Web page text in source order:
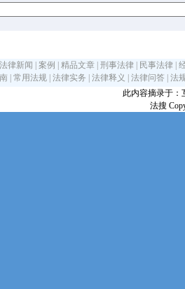
法律新闻 案例 精品文章 刑事法律 民事法律
常用法规 法律实务 法律释义 法律问答
法
此内容摘录于：
法搜